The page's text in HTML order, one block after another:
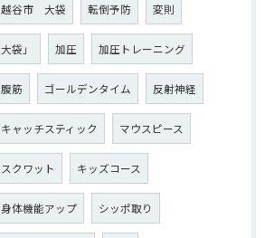
越谷市 大袋 転倒予防 変則
大袋」 加圧 加圧トレーニング
腹筋 ゴールデンタイム 反射神経
キャッチスティック マウスピース
スクワット キッズコース
身体機能アップ シッポ取り